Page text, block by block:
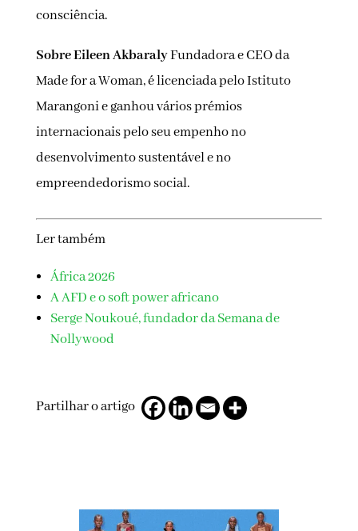
consciência.
Sobre Eileen AkbaralyFundadora e CEO da
Made for a Woman, é licenciada pelo Istituto
Marangoni e ganhou vários prémios
internacionais pelo seu empenho no
desenvolvimento sustentável e no
empreendedorismo social.
Ler também
África 2026
A AFD e o soft power africano
Serge Noukoué, fundador da Semana de
Nollywood
Partilhar o artigo